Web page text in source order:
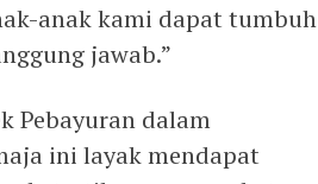
anak kami dapat tumbuh
jawab.”
Pebayuran dalam
ini layak mendapat